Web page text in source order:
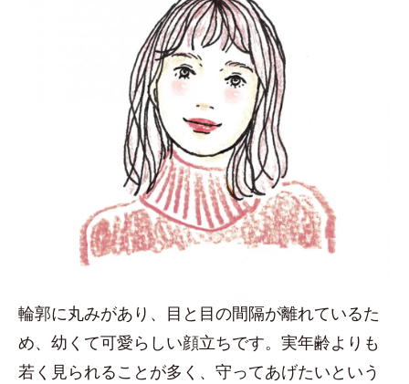
輪郭に丸みがあり、目と目の間隔が離れているた
め、幼くて可愛らしい顔立ちです。実年齢よりも
若く見られることが多く、守ってあげたいという